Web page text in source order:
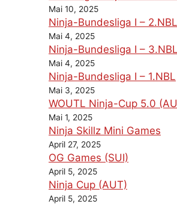
Mai 10, 2025
Ninja-Bundesliga I – 2.NBL
Mai 4, 2025
Ninja-Bundesliga I – 3.NBL
Mai 4, 2025
Ninja-Bundesliga I – 1.NBL
Mai 3, 2025
WOUTL Ninja-Cup 5.0
Mai 1, 2025
Ninja Skillz Mini Games
April 27, 2025
OG Games (SUI)
April 5, 2025
Ninja Cup (AUT)
April 5, 2025